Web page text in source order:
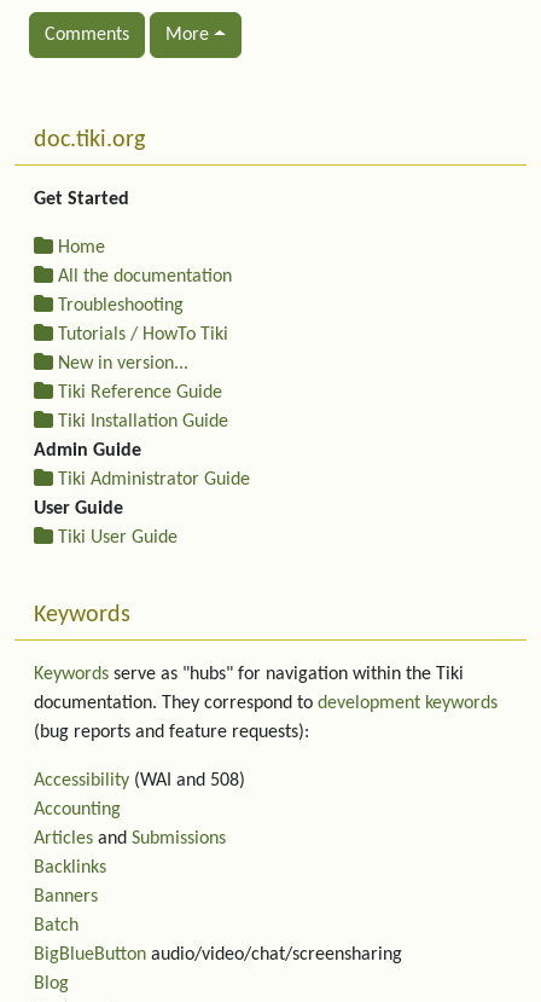
Comments More
More content and functionality (left side)
doc.tiki.org
Get Started
Home
All the documentation
Troubleshooting
Tutorials / HowTo Tiki
New in version...
Tiki Reference Guide
Tiki Installation Guide
Admin Guide
Tiki Administrator Guide
User Guide
Tiki User Guide
Keywords
Keywords serve as "hubs" for navigation within the Tiki
documentation. They correspond to development keywords
(bug reports and feature requests):
Accessibility (WAI and 508)
Accounting
Articles and Submissions
Backlinks
Banners
Batch
BigBlueButton audio/video/chat/screensharing
Blog